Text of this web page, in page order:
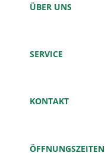
ÜBER UNS
SERVICE
KONTAKT
ÖFFNUNGSZEITEN